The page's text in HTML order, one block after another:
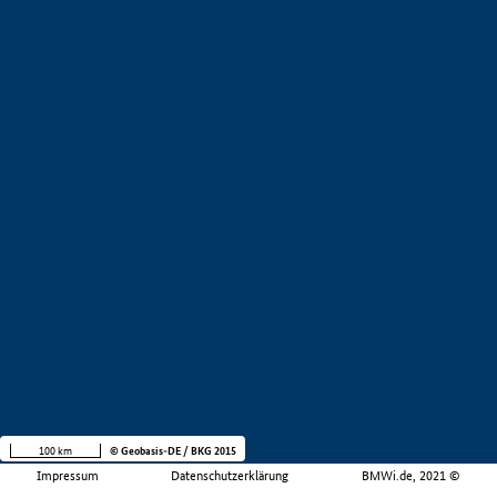
Impressum Datenschutzerklärung BMWi.de, 2021 ©
100 km © Geobasis-DE / BKG 2015